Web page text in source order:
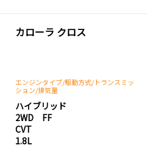
カローラ クロス
エンジンタイプ/駆動方式/トランスミッ
ション/排気量
ハイブリッド
2WD FF
CVT
1.8L